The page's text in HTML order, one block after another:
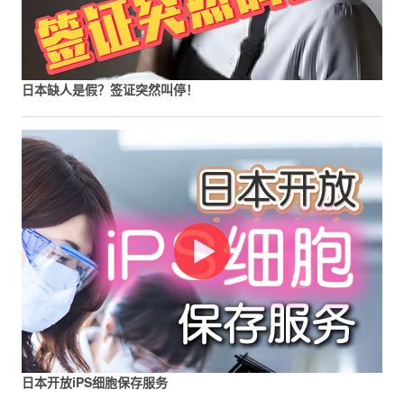
日本缺人是假？签证突然叫停！
日本开放iPS细胞保存服务